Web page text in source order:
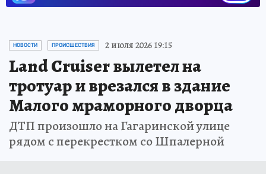
НОВОСТИ ПРОИСШЕСТВИЯ 2 июля 2026 19:15
Land Cruiser вылетел на
тротуар и врезался в здание
Малого мраморного дворца
ДТП произошло на Гагаринской улице
рядом с перекрестком со Шпалерной